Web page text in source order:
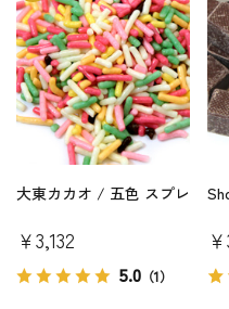
大東カカオ / 五色 スプレー
￥3,132
5.0 （1）